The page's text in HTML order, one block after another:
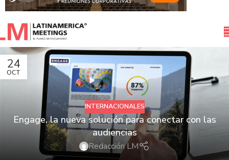
24
OCT
INTERNACIONALES
Engage, la nueva solución para conectar con las
audiencias
Redacción LM